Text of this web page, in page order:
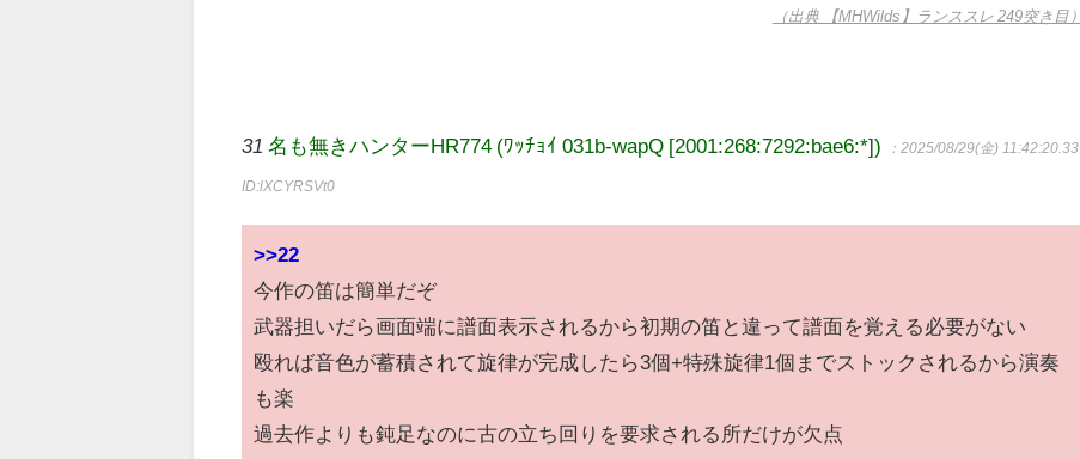
（出典 【MHWilds】ランススレ 249突き目）
31 名も無きハンターHR774 (ﾜｯﾁｮｲ 031b-wapQ [2001:268:7292:bae6:*]) ：2025/08/29(金) 11:42:20.33
ID:lXCYRSVt0
>>22
今作の笛は簡単だぞ
武器担いだら画面端に譜面表示されるから初期の笛と違って譜面を覚える必要がない
殴れば音色が蓄積されて旋律が完成したら3個+特殊旋律1個までストックされるから演奏
も楽
過去作よりも鈍足なのに古の立ち回りを要求される所だけが欠点